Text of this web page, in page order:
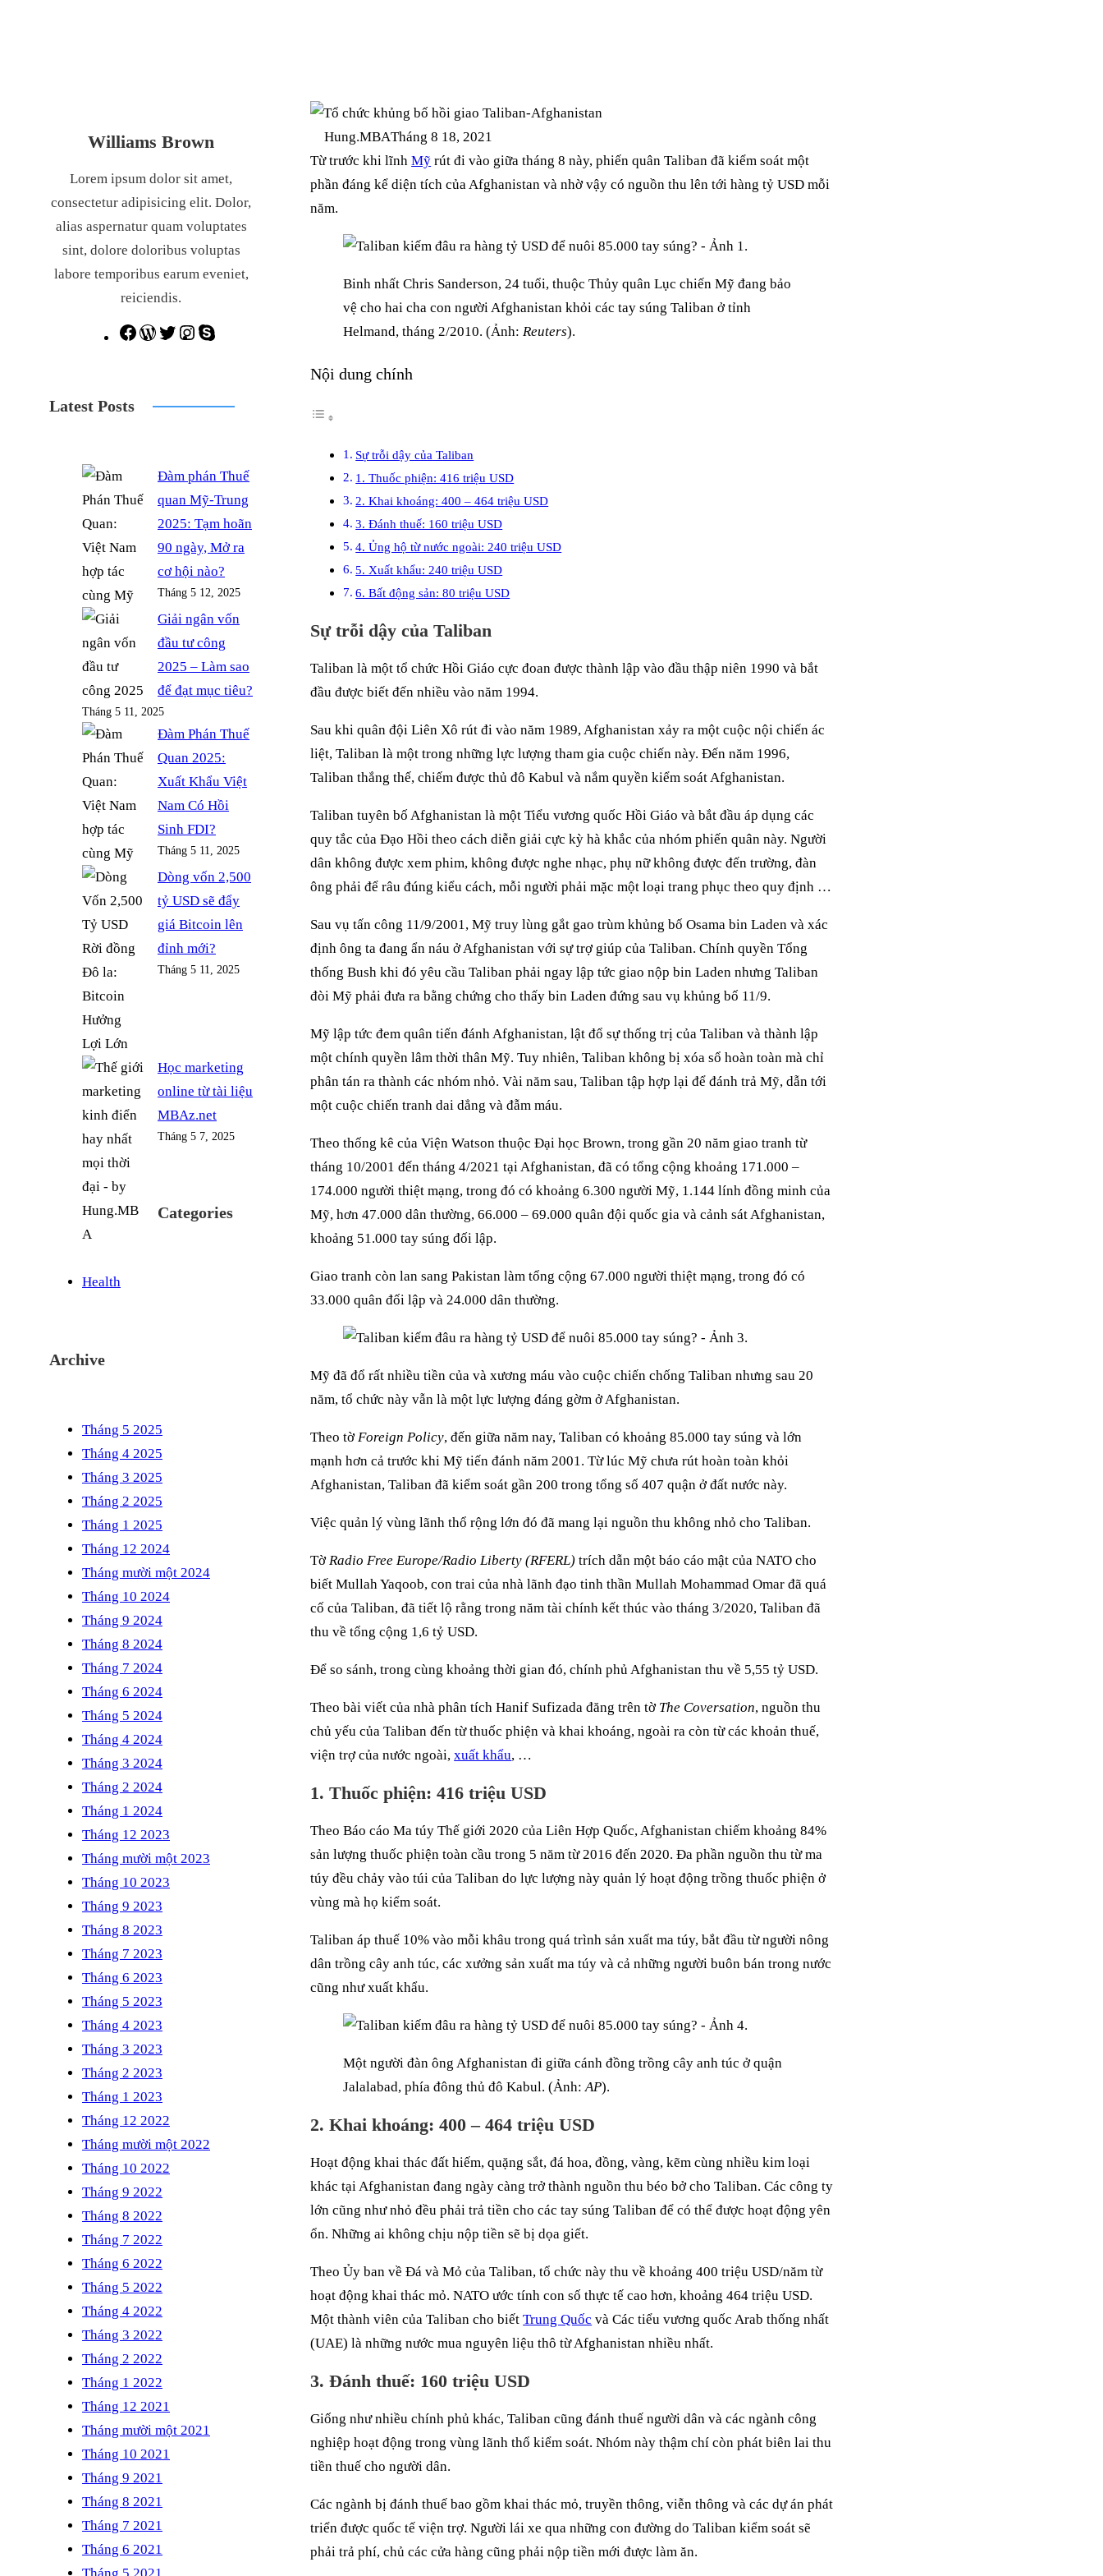
Williams Brown
Lorem ipsum dolor sit amet,
consectetur adipisicing elit. Dolor,
alias aspernatur quam voluptates
sint, dolore doloribus voluptas
labore temporibus earum eveniet,
reiciendis.
F
k
W
d
e
s
s
T
t
r
I
t
r
a
m
p
Latest Posts
Đàm phán Thuế
quan Mỹ-Trung
2025: Tạm hoãn
90 ngày, Mở ra
cơ hội nào?
Tháng 5 12, 2025
Giải ngân vốn
đầu tư công
2025 – Làm sao
để đạt mục tiêu?
Tháng 5 11, 2025
Đàm Phán Thuế
Quan 2025:
Xuất Khẩu Việt
Nam Có Hồi
Sinh FDI?
Tháng 5 11, 2025
Dòng vốn 2,500
tỷ USD sẽ đẩy
giá Bitcoin lên
đỉnh mới?
Tháng 5 11, 2025
Học marketing
online từ tài liệu
MBAz.net
Tháng 5 7, 2025
Categories
Health
Archive
Tháng 5 2025
Tháng 4 2025
Tháng 3 2025
Tháng 2 2025
Tháng 1 2025
Tháng 12 2024
Tháng mười một 2024
Tháng 10 2024
Tháng 9 2024
Tháng 8 2024
Tháng 7 2024
Tháng 6 2024
Tháng 5 2024
Tháng 4 2024
Tháng 3 2024
Tháng 2 2024
Tháng 1 2024
Tháng 12 2023
Tháng mười một 2023
Tháng 10 2023
Tháng 9 2023
Tháng 8 2023
Tháng 7 2023
Tháng 6 2023
Tháng 5 2023
Tháng 4 2023
Tháng 3 2023
Tháng 2 2023
Tháng 1 2023
Tháng 12 2022
Tháng mười một 2022
Tháng 10 2022
Tháng 9 2022
Tháng 8 2022
Tháng 7 2022
Tháng 6 2022
Tháng 5 2022
Tháng 4 2022
Tháng 3 2022
Tháng 2 2022
Tháng 1 2022
Tháng 12 2021
Tháng mười một 2021
Tháng 10 2021
Tháng 9 2021
Tháng 8 2021
Tháng 7 2021
Tháng 6 2021
Tháng 5 2021
Hung.MBATháng 8 18, 2021
Từ trước khi lĩnhMỹ rút đi vào giữa tháng 8 này, phiến quân Taliban đã kiểm soát một
phần đáng kể diện tích của Afghanistan và nhờ vậy có nguồn thu lên tới hàng tỷ USD mỗi
năm.
Binh nhất Chris Sanderson, 24 tuổi, thuộc Thủy quân Lục chiến Mỹ đang bảo
vệ cho hai cha con người Afghanistan khỏi các tay súng Taliban ở tỉnh
Helmand, tháng 2/2010. (Ảnh: Reuters).
Nội dung chính
Sự trỗi dậy của Taliban
1. Thuốc phiện: 416 triệu USD
2. Khai khoáng: 400 – 464 triệu USD
3. Đánh thuế: 160 triệu USD
4. Ủng hộ từ nước ngoài: 240 triệu USD
5. Xuất khẩu: 240 triệu USD
6. Bất động sản: 80 triệu USD
Sự trỗi dậy của Taliban
Taliban là một tổ chức Hồi Giáo cực đoan được thành lập vào đầu thập niên 1990 và bắt
đầu được biết đến nhiều vào năm 1994.
Sau khi quân đội Liên Xô rút đi vào năm 1989, Afghanistan xảy ra một cuộc nội chiến ác
liệt, Taliban là một trong những lực lượng tham gia cuộc chiến này. Đến năm 1996,
Taliban thắng thế, chiếm được thủ đô Kabul và nắm quyền kiểm soát Afghanistan.
Taliban tuyên bố Afghanistan là một Tiểu vương quốc Hồi Giáo và bắt đầu áp dụng các
quy tắc của Đạo Hồi theo cách diễn giải cực kỳ hà khắc của nhóm phiến quân này. Người
dân không được xem phim, không được nghe nhạc, phụ nữ không được đến trường, đàn
ông phải để râu đúng kiểu cách, mỗi người phải mặc một loại trang phục theo quy định …
Sau vụ tấn công 11/9/2001, Mỹ truy lùng gắt gao trùm khủng bố Osama bin Laden và xác
định ông ta đang ẩn náu ở Afghanistan với sự trợ giúp của Taliban. Chính quyền Tổng
thống Bush khi đó yêu cầu Taliban phải ngay lập tức giao nộp bin Laden nhưng Taliban
đòi Mỹ phải đưa ra bằng chứng cho thấy bin Laden đứng sau vụ khủng bố 11/9.
Mỹ lập tức đem quân tiến đánh Afghanistan, lật đổ sự thống trị của Taliban và thành lập
một chính quyền lâm thời thân Mỹ. Tuy nhiên, Taliban không bị xóa sổ hoàn toàn mà chỉ
phân tán ra thành các nhóm nhỏ. Vài năm sau, Taliban tập hợp lại để đánh trả Mỹ, dẫn tới
một cuộc chiến tranh dai dẳng và đẫm máu.
Theo thống kê của Viện Watson thuộc Đại học Brown, trong gần 20 năm giao tranh từ
tháng 10/2001 đến tháng 4/2021 tại Afghanistan, đã có tổng cộng khoảng 171.000 –
174.000 người thiệt mạng, trong đó có khoảng 6.300 người Mỹ, 1.144 lính đồng minh của
Mỹ, hơn 47.000 dân thường, 66.000 – 69.000 quân đội quốc gia và cảnh sát Afghanistan,
khoảng 51.000 tay súng đối lập.
Giao tranh còn lan sang Pakistan làm tổng cộng 67.000 người thiệt mạng, trong đó có
33.000 quân đối lập và 24.000 dân thường.
Mỹ đã đổ rất nhiều tiền của và xương máu vào cuộc chiến chống Taliban nhưng sau 20
năm, tổ chức này vẫn là một lực lượng đáng gờm ở Afghanistan.
Theo tờ Foreign Policy, đến giữa năm nay, Taliban có khoảng 85.000 tay súng và lớn
mạnh hơn cả trước khi Mỹ tiến đánh năm 2001. Từ lúc Mỹ chưa rút hoàn toàn khỏi
Afghanistan, Taliban đã kiểm soát gần 200 trong tổng số 407 quận ở đất nước này.
Việc quản lý vùng lãnh thổ rộng lớn đó đã mang lại nguồn thu không nhỏ cho Taliban.
Tờ Radio Free Europe/Radio Liberty (RFERL) trích dẫn một báo cáo mật của NATO cho
biết Mullah Yaqoob, con trai của nhà lãnh đạo tinh thần Mullah Mohammad Omar đã quá
cố của Taliban, đã tiết lộ rằng trong năm tài chính kết thúc vào tháng 3/2020, Taliban đã
thu về tổng cộng 1,6 tỷ USD.
Để so sánh, trong cùng khoảng thời gian đó, chính phủ Afghanistan thu về 5,55 tỷ USD.
Theo bài viết của nhà phân tích Hanif Sufizada đăng trên tờ The Coversation, nguồn thu
chủ yếu của Taliban đến từ thuốc phiện và khai khoáng, ngoài ra còn từ các khoản thuế,
viện trợ của nước ngoài,xuất khẩu, …
1. Thuốc phiện: 416 triệu USD
Theo Báo cáo Ma túy Thế giới 2020 của Liên Hợp Quốc, Afghanistan chiếm khoảng 84%
sản lượng thuốc phiện toàn cầu trong 5 năm từ 2016 đến 2020. Đa phần nguồn thu từ ma
túy đều chảy vào túi của Taliban do lực lượng này quản lý hoạt động trồng thuốc phiện ở
vùng mà họ kiểm soát.
Taliban áp thuế 10% vào mỗi khâu trong quá trình sản xuất ma túy, bắt đầu từ người nông
dân trồng cây anh túc, các xưởng sản xuất ma túy và cả những người buôn bán trong nước
cũng như xuất khẩu.
Một người đàn ông Afghanistan đi giữa cánh đồng trồng cây anh túc ở quận
Jalalabad, phía đông thủ đô Kabul. (Ảnh:AP).
2. Khai khoáng: 400 – 464 triệu USD
Hoạt động khai thác đất hiếm, quặng sắt, đá hoa, đồng, vàng, kẽm cùng nhiều kim loại
khác tại Afghanistan đang ngày càng trở thành nguồn thu béo bở cho Taliban. Các công ty
lớn cũng như nhỏ đều phải trả tiền cho các tay súng Taliban để có thể được hoạt động yên
ổn. Những ai không chịu nộp tiền sẽ bị dọa giết.
Theo Ủy ban về Đá và Mỏ của Taliban, tổ chức này thu về khoảng 400 triệu USD/năm từ
hoạt động khai thác mỏ. NATO ước tính con số thực tế cao hơn, khoảng 464 triệu USD.
Một thành viên của Taliban cho biếtTrung Quốc và Các tiểu vương quốc Arab thống nhất
(UAE) là những nước mua nguyên liệu thô từ Afghanistan nhiều nhất.
3. Đánh thuế: 160 triệu USD
Giống như nhiều chính phủ khác, Taliban cũng đánh thuế người dân và các ngành công
nghiệp hoạt động trong vùng lãnh thổ kiểm soát. Nhóm này thậm chí còn phát biên lai thu
tiền thuế cho người dân.
Các ngành bị đánh thuế bao gồm khai thác mỏ, truyền thông, viễn thông và các dự án phát
triển được quốc tế viện trợ. Người lái xe qua những con đường do Taliban kiểm soát sẽ
phải trả phí, chủ các cửa hàng cũng phải nộp tiền mới được làm ăn.